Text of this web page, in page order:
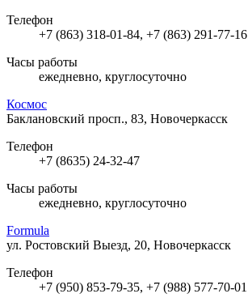
Телефон
+7 (863) 318-01-84, +7 (863) 291-77-16
Часы работы
ежедневно, круглосуточно
Космос
Баклановский просп., 83, Новочеркасск
Телефон
+7 (8635) 24-32-47
Часы работы
ежедневно, круглосуточно
Formula
ул. Ростовский Выезд, 20, Новочеркасск
Телефон
+7 (950) 853-79-35, +7 (988) 577-70-01